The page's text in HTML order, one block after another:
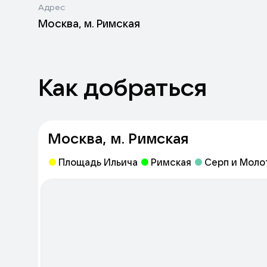
Адрес
Москва, м. Римская
Как добраться
Москва, м. Римская
Площадь Ильича Римская Серп и